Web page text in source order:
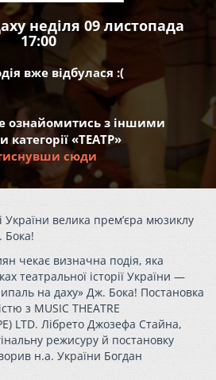
неділя 09 листопада
17:00
вже відбулася :(
ознайомитись з іншими
категорії «ТЕАТР»
сюди
України велика прем’єра мюзиклу
Бока!
чекає визначна подія, яка
театральної історії України —
на даху» Дж. Бока! Постановка
з MUSIC THEATRE
LTD. Лібрето Джозефа Стайна,
режисуру й постановку
н.а. України Богдан